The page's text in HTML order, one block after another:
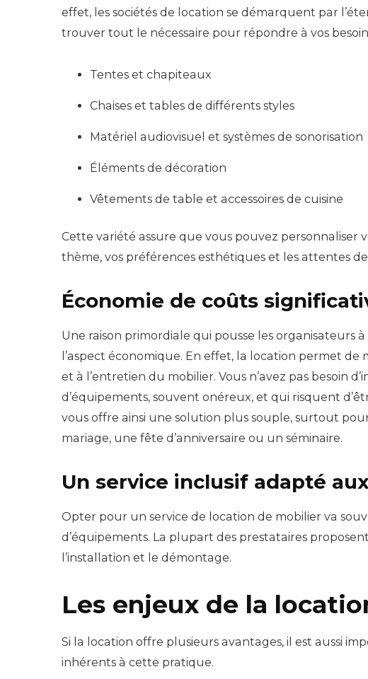
effet, les sociétés de location se démarquent par
trouver tout le nécessaire pour répondre à vos
Tentes et chapiteaux
Chaises et tables de différents styles
Matériel audiovisuel et systèmes de sonorisation
Éléments de décoration
Vêtements de table et accessoires de cuisine
Cette variété assure que vous pouvez
thème, vos préférences esthétiques et les attentes
Économie de coûts
Une raison primordiale qui pousse les organisateurs
l’aspect économique. En effet, la location permet de
et à l’entretien du mobilier. Vous n’avez pas besoin
d’équipements, souvent onéreux, et qui risquent
vous offre ainsi une solution plus souple, surtout
mariage, une fête d’anniversaire ou un séminaire.
Un service inclusif adapté
Opter pour un service de location de mobilier va
d’équipements. La plupart des prestataires
l’installation et le démontage.
Les enjeux de la
Si la location offre plusieurs avantages, il est aussi
inhérents à cette pratique.